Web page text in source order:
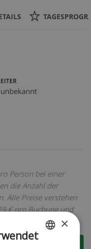
Person bei einer
die Anzahl der
Alle Preise verstehen
€ pro Buchung und
Jetzt buchen
×